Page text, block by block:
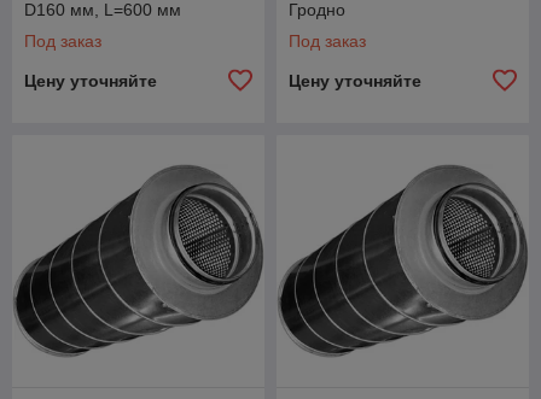
D160 мм, L=600 мм
Под заказ
Цену уточняйте
Гродно
Под заказ
Цену уточняйте